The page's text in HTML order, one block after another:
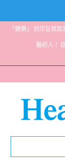
「健樂」 的宗旨就
醫葯人！